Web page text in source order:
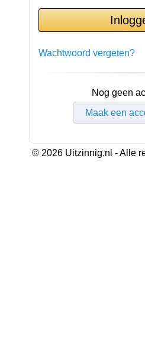
Wachtwoord vergeten?
Nog geen
Maak een
© 2026 Uitzinnig.nl - Alle